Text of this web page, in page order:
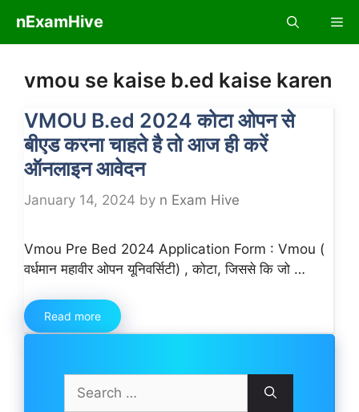
content
nExamHive
vmou se kaise b.ed kaise karen
VMOU B.ed 2024 कोटा ओपन से
बीएड करना चाहते है तो आज ही करें
ऑनलाइन आवेदन
January 14, 2024 by n Exam Hive
Vmou Pre Bed 2024 Application Form : Vmou (
वर्धमान महावीर ओपन यूनिवर्सिटी) , कोटा, जिससे कि जो …
Read more
Search
for: